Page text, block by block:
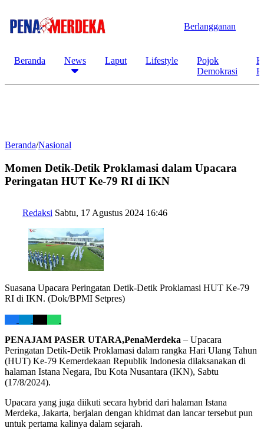
Berlangganan
Beranda News Laput Lifestyle
Pojok
Demokrasi
Beranda/Nasional
Momen Detik-Detik Proklamasi dalam Upacara
Peringatan HUT Ke-79 RI di IKN
Redaksi Sabtu, 17 Agustus 2024 16:46
Suasana Upacara Peringatan Detik-Detik Proklamasi HUT Ke-79
RI di IKN. (Dok/BPMI Setpres)
PENAJAM PASER UTARA,PenaMerdeka – Upacara
Peringatan Detik-Detik Proklamasi dalam rangka Hari Ulang Tahun
(HUT) Ke-79 Kemerdekaan Republik Indonesia dilaksanakan di
halaman Istana Negara, Ibu Kota Nusantara (IKN), Sabtu
(17/8/2024).
Upacara yang juga diikuti secara hybrid dari halaman Istana
Merdeka, Jakarta, berjalan dengan khidmat dan lancar tersebut pun
untuk pertama kalinya dalam sejarah.